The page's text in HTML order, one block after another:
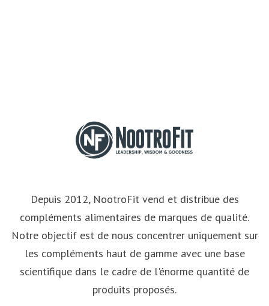
Depuis 2012, NootroFit vend et distribue des
compléments alimentaires de marques de qualité.
Notre objectif est de nous concentrer uniquement sur
les compléments haut de gamme avec une base
scientifique dans le cadre de l'énorme quantité de
produits proposés.